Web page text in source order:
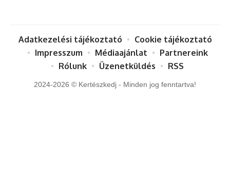
2024-2026 © Kertészkedj - Minden jog fenntartva!
Adatkezelési tájékoztató
Cookie tájékoztató
Impresszum
Médiaajánlat
Partnereink
Rólunk
Üzenetküldés RSS